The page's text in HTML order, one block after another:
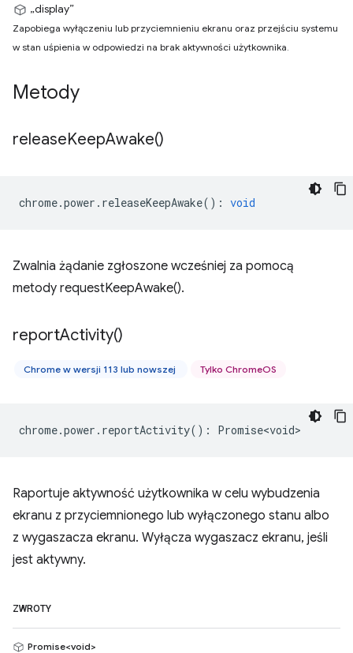
„display”
Zapobiega wyłączeniu lub przyciemnieniu ekranu oraz przejściu systemu
w stan uśpienia w odpowiedzi na brak aktywności użytkownika.
Metody
releaseKeepAwake()
chrome.power . releaseKeepAwake() : void
Zwalnia żądanie zgłoszone wcześniej za pomocą
metody requestKeepAwake().
reportActivity()
Chrome w wersji 113 lub nowszej Tylko ChromeOS
chrome.power . reportActivity() : Promise<void>
Raportuje aktywność użytkownika w celu wybudzenia
ekranu z przyciemnionego lub wyłączonego stanu albo
z wygaszacza ekranu. Wyłącza wygaszacz ekranu, jeśli
jest aktywny.
ZWROTY
Promise<void>